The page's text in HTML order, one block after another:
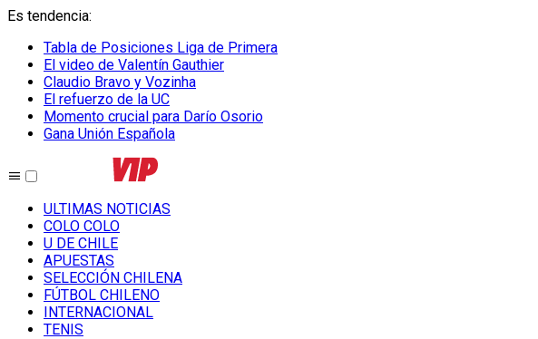
Es tendencia:
Tabla de Posiciones Liga de Primera
El video de Valentín Gauthier
Claudio Bravo y Vozinha
El refuerzo de la UC
Momento crucial para Darío Osorio
Gana Unión Española
ULTIMAS NOTICIAS
COLO COLO
U DE CHILE
APUESTAS
SELECCIÓN CHILENA
FÚTBOL CHILENO
INTERNACIONAL
TENIS